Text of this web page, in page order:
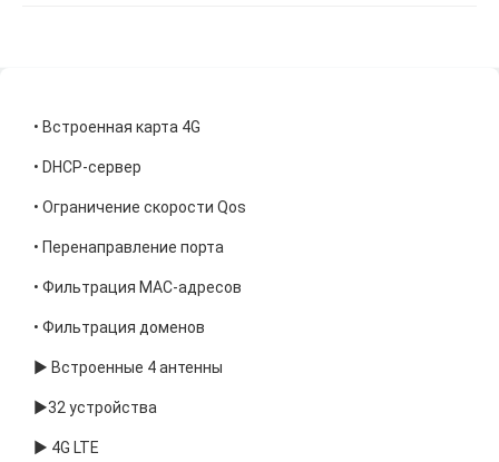
• Встроенная карта 4G
• DHCP-сервер
• Ограничение скорости Qos
• Перенаправление порта
• Фильтрация MAC-адресов
• Фильтрация доменов
► Встроенные 4 антенны
►32 устройства
► 4G LTE